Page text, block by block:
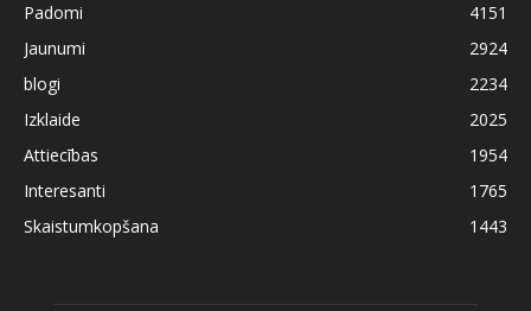
Padomi
4151
Jaunumi
2924
blogi
2234
Izklaide
2025
Attiecības
1954
Interesanti
1765
Skaistumkopšana
1443